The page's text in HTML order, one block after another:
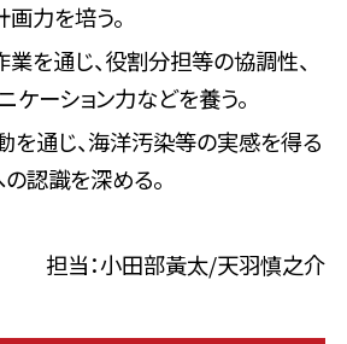
画力を培う。
を通じ、役割分担等の協調性、
ケーション力などを養う。
を通じ、海洋汚染等の実感を得る
の認識を深める。
担当：小田部黃太/天羽慎之介